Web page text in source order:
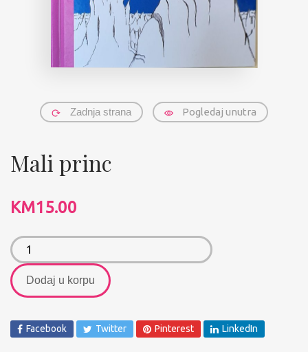
Zadnja strana Pogledaj unutra
Mali princ
KM15.00
Dodaj u korpu
Facebook Twitter Pinterest LinkedIn